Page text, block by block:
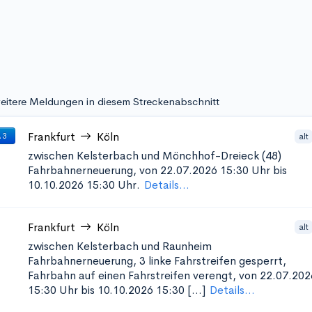
Meldungen in diesem Streckenabschnitt
3 Frankfurt Köln alt
zwischen Kelsterbach und Mönchhof-Dreieck (48)
Fahrbahnerneuerung, von 22.07.2026 15:30 Uhr bis
10.10.2026 15:30 Uhr. Details...
Frankfurt Köln alt
zwischen Kelsterbach und Raunheim
Fahrbahnerneuerung, 3 linke Fahrstreifen gesperrt,
Fahrbahn auf einen Fahrstreifen verengt, von
15:30 Uhr bis 10.10.2026 15:30 [...] Details...